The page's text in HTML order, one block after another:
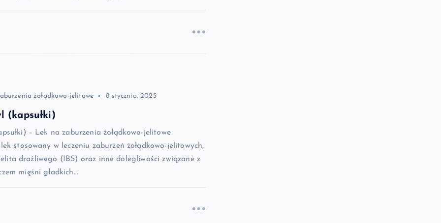
żołądkowo-jelitowe 8 stycznia, 2025
(kapsułki)
– Lek na zaburzenia żołądkowo-jelitowe
stosowany w leczeniu zaburzeń żołądkowo-jelitowych,
drażliwego (IBS) oraz inne dolegliwości związane z
mięśni gładkich…